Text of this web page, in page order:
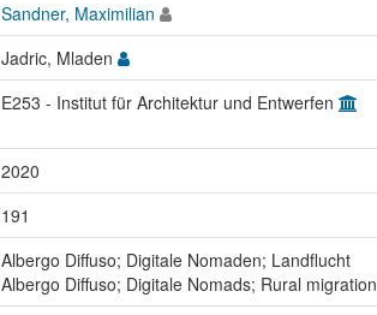
Sandner, Maximilian
Jadric, Mladen
E253 - Institut für Architektur und Entwerfen
2020
191
Albergo Diffuso; Digitale Nomaden; Landflucht
Albergo Diffuso; Digitale Nomads; Rural migration